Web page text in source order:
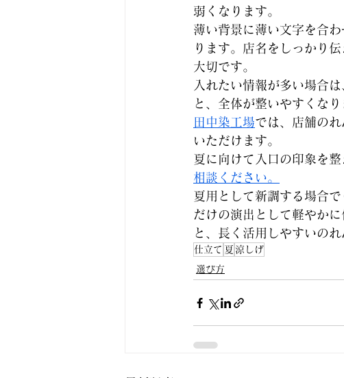
弱くなります。
薄い背景に薄い文字を合
ります。店名をしっかり
大切です。
入れたい情報が多い場合
と、全体が整いやすくなり
田中染工場では、店舗の
いただけます。
夏に向けて入口の印象を
相談ください。
夏用として新調する場合
だけの演出として軽やか
と、長く活用しやすいのれ
仕立て 夏 涼しげ
選び方